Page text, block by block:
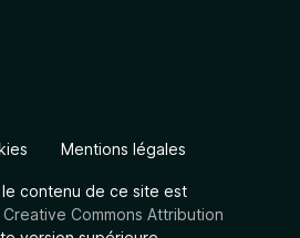
Mentions légales
, le contenu de ce site est
Creative Commons Attribution